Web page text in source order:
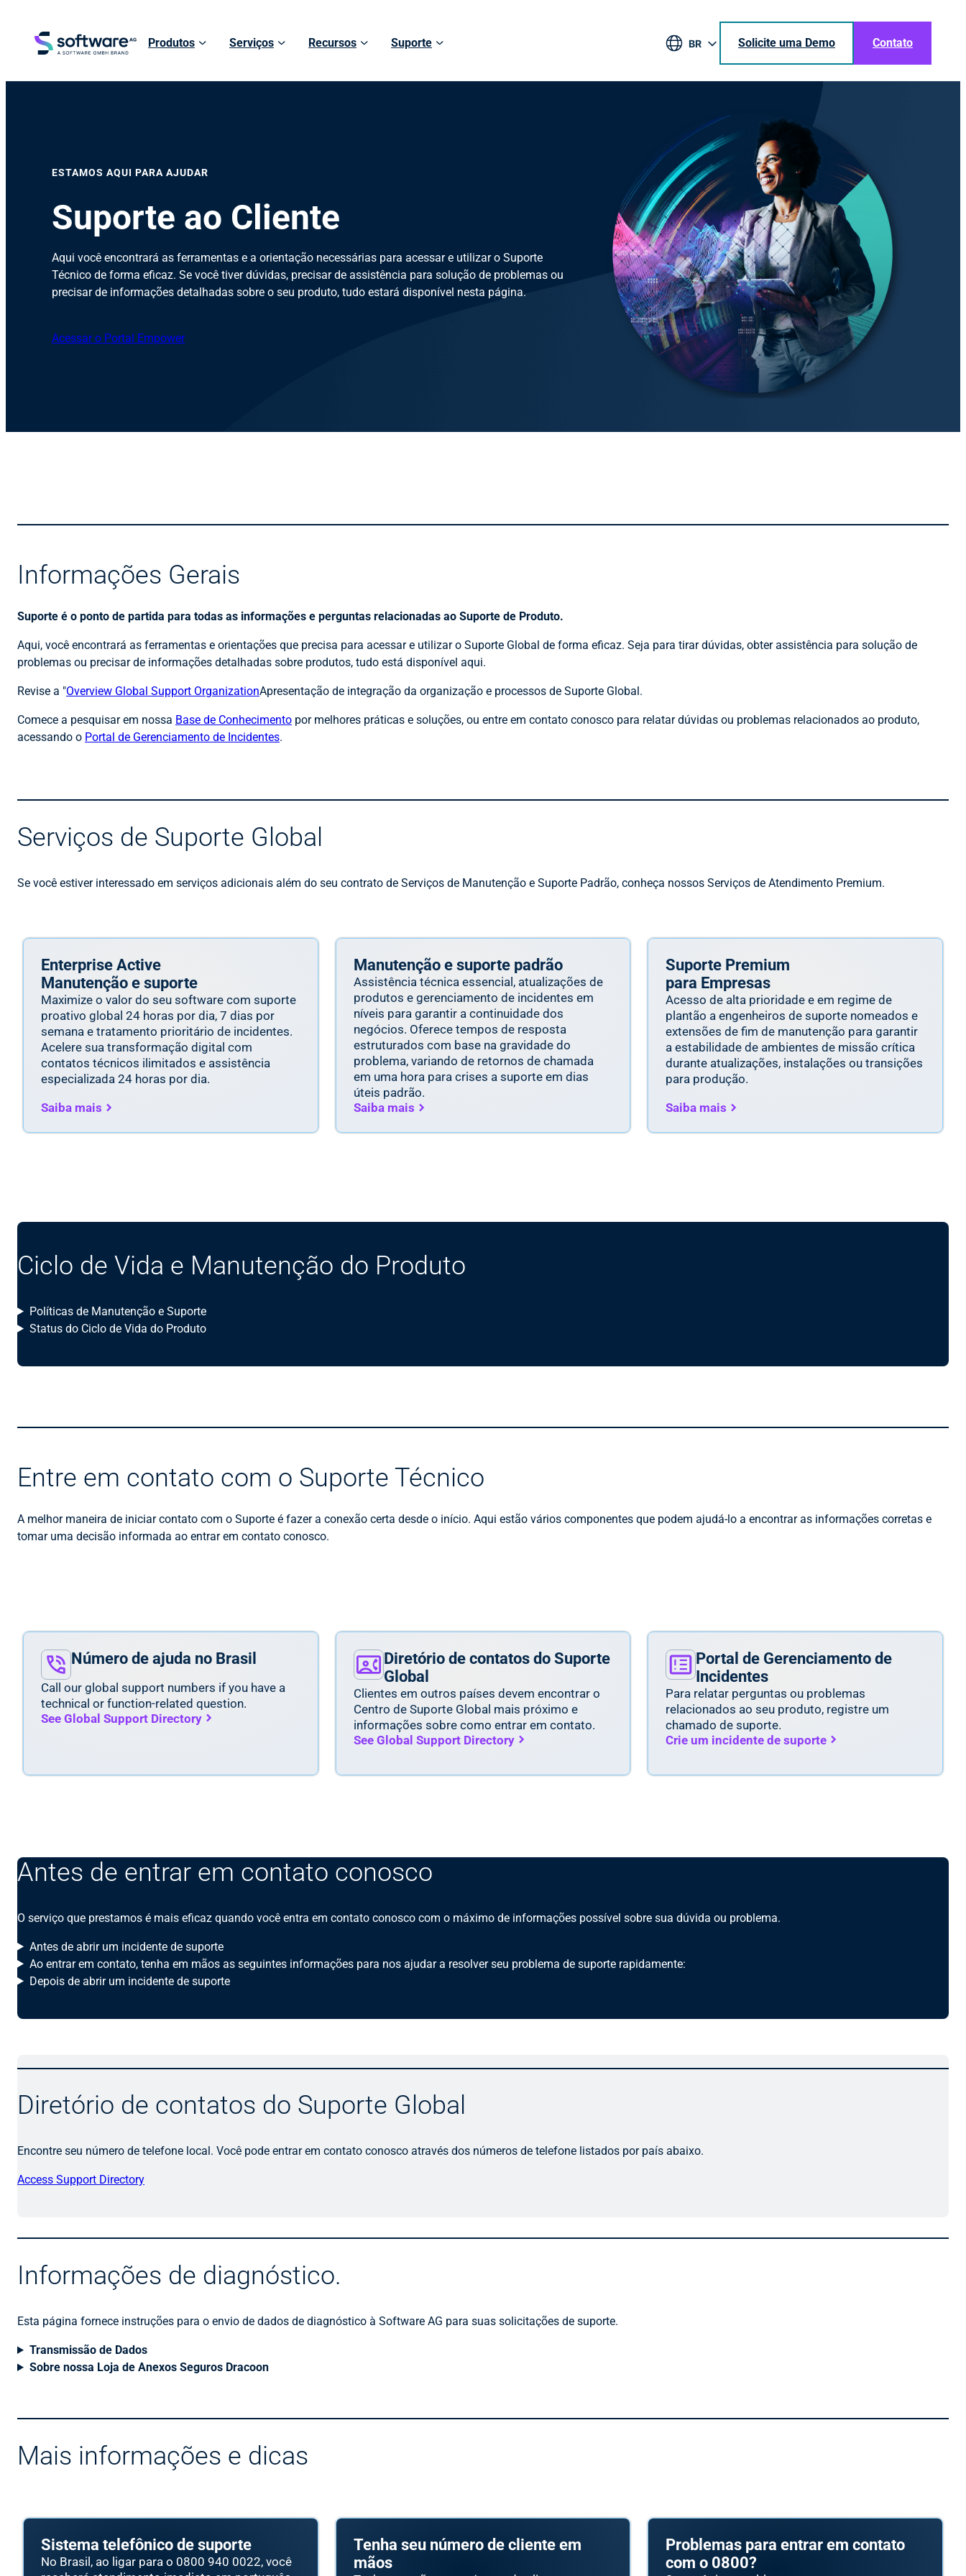
Produtos Serviços Recursos Suporte
BR
DE
Solicite uma Demo Contato
ESTAMOS AQUI PARA AJUDAR
Suporte ao Cliente
Aqui você encontrará as ferramentas e a orientação necessárias para acessar e utilizar o Suporte
Técnico de forma eficaz. Se você tiver dúvidas, precisar de assistência para solução de problemas ou
precisar de informações detalhadas sobre o seu produto, tudo estará disponível nesta página.
Acessar o Portal Empower
Informações Gerais
Suporte é o ponto de partida para todas as informações e perguntas relacionadas ao Suporte de Produto.
Aqui, você encontrará as ferramentas e orientações que precisa para acessar e utilizar o Suporte Global de forma eficaz. Seja para tirar dúvidas, obter assistência para solução de
problemas ou precisar de informações detalhadas sobre produtos, tudo está disponível aqui.
Revise a "Overview Global Support OrganizationApresentação de integração da organização e processos de Suporte Global.
Comece a pesquisar em nossa Base de Conhecimento por melhores práticas e soluções, ou entre em contato conosco para relatar dúvidas ou problemas relacionados ao produto,
acessando o Portal de Gerenciamento de Incidentes.
Serviços de Suporte Global
Se você estiver interessado em serviços adicionais além do seu contrato de Serviços de Manutenção e Suporte Padrão, conheça nossos Serviços de Atendimento Premium.
Enterprise Active
Manutenção e suporte
Maximize o valor do seu software com suporte
proativo global 24 horas por dia, 7 dias por
semana e tratamento prioritário de incidentes.
Acelere sua transformação digital com
contatos técnicos ilimitados e assistência
especializada 24 horas por dia.
Saiba mais
Manutenção e suporte padrão
Assistência técnica essencial, atualizações de
produtos e gerenciamento de incidentes em
níveis para garantir a continuidade dos
negócios. Oferece tempos de resposta
estruturados com base na gravidade do
problema, variando de retornos de chamada
em uma hora para crises a suporte em dias
úteis padrão.
Saiba mais
Suporte Premium
para Empresas
Acesso de alta prioridade e em regime de
plantão a engenheiros de suporte nomeados e
extensões de fim de manutenção para garantir
a estabilidade de ambientes de missão crítica
durante atualizações, instalações ou transições
para produção.
Saiba mais
Ciclo de Vida e Manutenção do Produto
Políticas de Manutenção e Suporte
Status do Ciclo de Vida do Produto
Entre em contato com o Suporte Técnico
A melhor maneira de iniciar contato com o Suporte é fazer a conexão certa desde o início. Aqui estão vários componentes que podem ajudá-lo a encontrar as informações corretas e
tomar uma decisão informada ao entrar em contato conosco.
Número de ajuda no Brasil
Call our global support numbers if you have a
technical or function-related question.
See Global Support Directory
Diretório de contatos do Suporte
Global
Clientes em outros países devem encontrar o
Centro de Suporte Global mais próximo e
informações sobre como entrar em contato.
See Global Support Directory
Portal de Gerenciamento de
Incidentes
Para relatar perguntas ou problemas
relacionados ao seu produto, registre um
chamado de suporte.
Crie um incidente de suporte
Antes de entrar em contato conosco
O serviço que prestamos é mais eficaz quando você entra em contato conosco com o máximo de informações possível sobre sua dúvida ou problema.
Antes de abrir um incidente de suporte
Ao entrar em contato, tenha em mãos as seguintes informações para nos ajudar a resolver seu problema de suporte rapidamente:
Depois de abrir um incidente de suporte
Diretório de contatos do Suporte Global
Encontre seu número de telefone local. Você pode entrar em contato conosco através dos números de telefone listados por país abaixo.
Access Support Directory
Informações de diagnóstico.
Esta página fornece instruções para o envio de dados de diagnóstico à Software AG para suas solicitações de suporte.
Transmissão de Dados
Sobre nossa Loja de Anexos Seguros Dracoon
Mais informações e dicas
Sistema telefônico de suporte
No Brasil, ao ligar para o 0800 940 0022, você
Tenha seu número de cliente em
mãos
Problemas para entrar em contato
com o 0800?